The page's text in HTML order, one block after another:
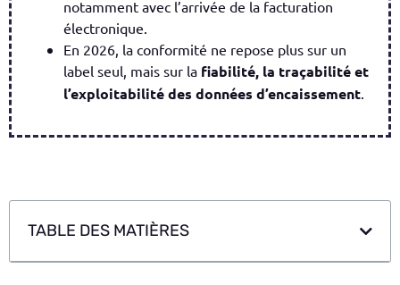
notamment avec l’arrivée de la facturation
électronique.
En 2026, la conformité ne repose plus sur un
label seul, mais sur la fiabilité, la traçabilité et
l’exploitabilité des données d’encaissement.
TABLE DES MATIÈRES